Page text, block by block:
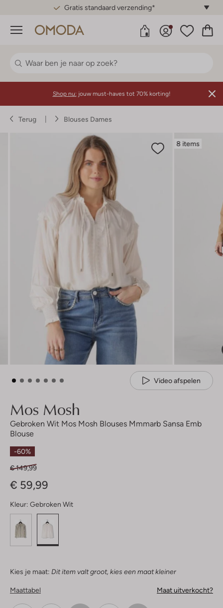
Gratis standaard verzending*
Menu
Shop nu: jouw must-haves tot 70% korting!
Terug Blouses Dames
8 items
Video afspelen
Mos Mosh
Gebroken Wit Mos Mosh Blouses Mmmarb Sansa Emb
Blouse
-60%
€ 149,99
€ 59,99
Kleur: Gebroken Wit
Kies je maat: Dit item valt groot, kies een maat kleiner
Maattabel Maat uitverkocht?